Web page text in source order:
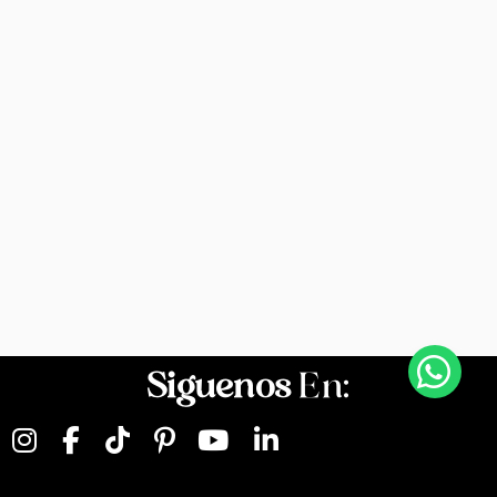
SiguenosEn: